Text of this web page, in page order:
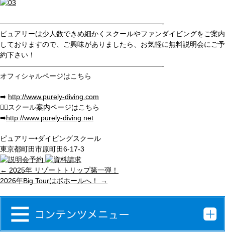
———————————————————————-
ピュアリーは少人数できめ細かくスクールやファンダイビングをご案内
しておりますので、ご興味がありましたら、お気軽に無料説明会にご予
約下さい！
———————————————————————-
オフィシャルページはこちら
➡︎ http://www.purely-diving.com
💁‍♂️スクール案内ページはこちら
➡︎http://www.purely-diving.net
ピュアリー•ダイビングスクール
東京都町田市原町田6-17-3
← 2025年 リゾートトリップ第一弾！
2026年Big Tourはボホールへ！
→